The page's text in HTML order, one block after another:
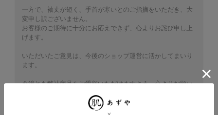
一方で、袖丈が短く、手首が寒いとのご指摘をいただき、大
変申し訳ございません。
お客様のご期待に十分にお応えできず、心よりお詫び申し上
げます。
いただいたご意見は、今後のショップ運営に活かしてまいり
ます。
今後とも弊社商品をご愛顧いただけますよう、心よりお願い